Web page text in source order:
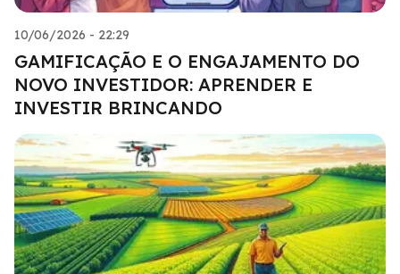
10/06/2026 - 22:29
GAMIFICAÇÃO E O ENGAJAMENTO DO
NOVO INVESTIDOR: APRENDER E
INVESTIR BRINCANDO